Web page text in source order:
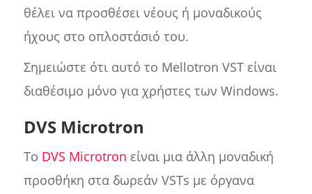
θέλει να προσθέσει νέους ή μοναδικούς
ήχους στο οπλοστάσιό του.
Σημειώστε ότι αυτό το Mellotron VST είναι
διαθέσιμο μόνο για χρήστες των Windows.
DVS Microtron
Το DVS Microtron είναι μια άλλη μοναδική
προσθήκη στα δωρεάν VSTs με όργανα